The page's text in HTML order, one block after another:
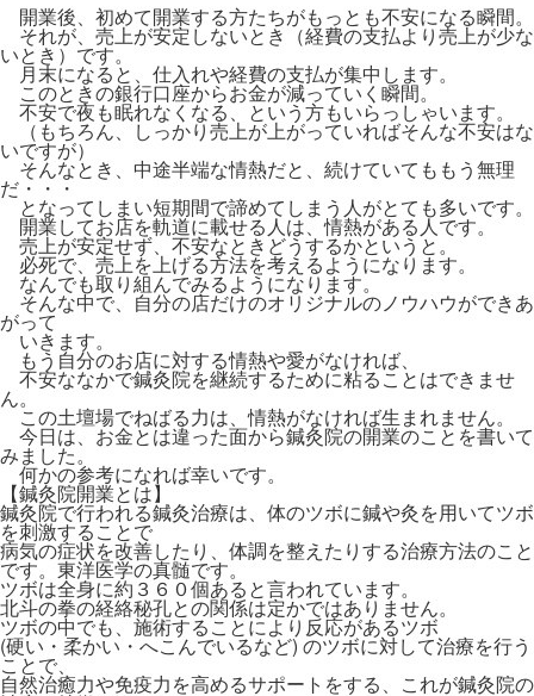
開業後、初めて開業する方たちがもっとも不安になる瞬間。
それが、売上が安定しないとき（経費の支払より売上が少な
いとき）です。
月末になると、仕入れや経費の支払が集中します。
このときの銀行口座からお金が減っていく瞬間。
不安で夜も眠れなくなる、という方もいらっしゃいます。
（もちろん、しっかり売上が上がっていればそんな不安はな
いですが）
そんなとき、中途半端な情熱だと、続けていてももう無理
だ・・・
となってしまい短期間で諦めてしまう人がとても多いです。
開業してお店を軌道に載せる人は、情熱がある人です。
売上が安定せず、不安なときどうするかというと。
必死で、売上を上げる方法を考えるようになります。
なんでも取り組んでみるようになります。
そんな中で、自分の店だけのオリジナルのノウハウができあ
がって
いきます。
もう自分のお店に対する情熱や愛がなければ、
不安ななかで鍼灸院を継続するために粘ることはできませ
ん。
この土壇場でねばる力は、情熱がなければ生まれません。
今日は、お金とは違った面から鍼灸院の開業のことを書いて
みました。
何かの参考になれば幸いです。
【鍼灸院開業とは】
鍼灸院で行われる鍼灸治療は、体のツボに鍼や灸を用いてツボ
を刺激することで
病気の症状を改善したり、体調を整えたりする治療方法のこと
です。東洋医学の真髄です。
ツボは全身に約３６０個あると言われています。
北斗の拳の経絡秘孔との関係は定かではありません。
ツボの中でも、施術することにより反応があるツボ
(硬い・柔かい・へこんでいるなど) のツボに対して治療を行う
ことで、
自然治癒力や免疫力を高めるサポートをする、これが鍼灸院の